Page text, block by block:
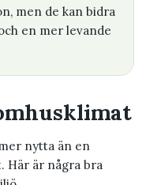
men de kan bidra
en mer levande
nytta än en
Här är några bra